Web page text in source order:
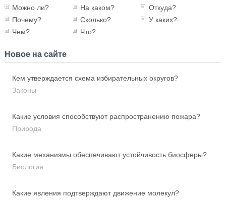
Можно ли?
На каком?
Откуда?
Почему?
Сколько?
У каких?
Чем?
Что?
Новое на сайте
Кем утверждается схема избирательных округов?
Законы
Какие условия способствуют распространению пожара?
Природа
Какие механизмы обеспечивают устойчивость биосферы?
Биология
Какие явления подтверждают движение молекул?